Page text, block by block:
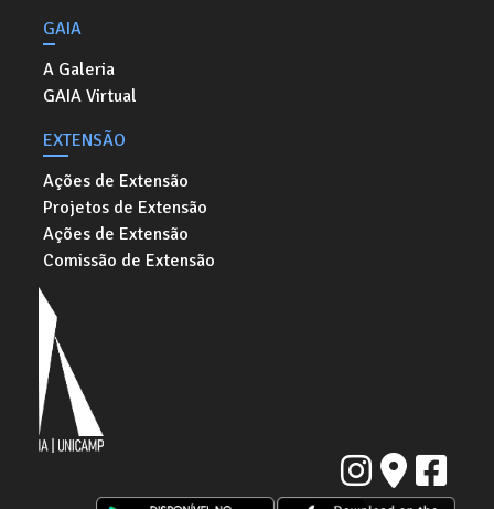
GAIA
A Galeria
GAIA Virtual
EXTENSÃO
Ações de Extensão
Projetos de Extensão
Ações de Extensão
Comissão de Extensão